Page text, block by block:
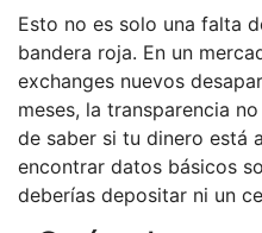
Esto no es solo una falta
bandera roja. En un
exchanges nuevos
meses, la transparencia
de saber si tu dinero está
encontrar datos básicos
deberías depositar ni un